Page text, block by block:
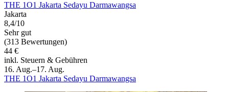
THE 1O1 Jakarta Sedayu Darmawangsa
Jakarta
8,4/10
Sehr gut
(313 Bewertungen)
44 €
inkl. Steuern & Gebühren
16. Aug.–17. Aug.
THE 1O1 Jakarta Sedayu Darmawangsa